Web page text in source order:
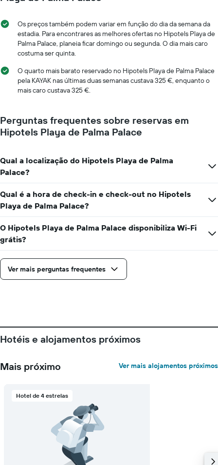
estadia
gráfico
apresenta
número
dias
antes
da
abcissa
O
gráfico
preço
médio
de
um
quarto
numa
ordenada
Os preços também podem variar em função do dia da semana da
estadia. Para encontrares as melhores ofertas no Hipotels Playa de
Palma Palace, planeia ficar domingo ou segunda. O dia mais caro
costuma ser quinta.
O quarto mais barato reservado no Hipotels Playa de Palma Palace
pela KAYAK nas últimas duas semanas custava 325 €, enquanto o
mais caro custava 325 €.
Perguntas frequentes sobre reservas em
Hipotels Playa de Palma Palace
Qual a localização do Hipotels Playa de Palma
Palace?
Qual é a hora de check-in e check-out no Hipotels
Playa de Palma Palace?
O Hipotels Playa de Palma Palace disponibiliza Wi-Fi
grátis?
Ver mais perguntas frequentes
Hotéis e alojamentos próximos
Mais próximo Ver mais alojamentos próximos
Hotel de 4 estrelas